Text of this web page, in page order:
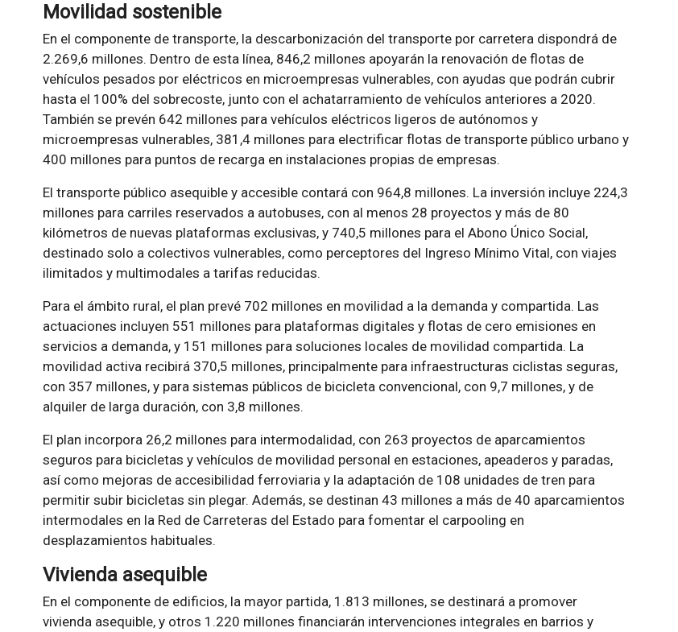
Movilidad sostenible
En el componente de transporte, la descarbonización del transporte por carretera dispondrá de
2.269,6 millones. Dentro de esta línea, 846,2 millones apoyarán la renovación de flotas de
vehículos pesados por eléctricos en microempresas vulnerables, con ayudas que podrán cubrir
hasta el 100% del sobrecoste, junto con el achatarramiento de vehículos anteriores a 2020.
También se prevén 642 millones para vehículos eléctricos ligeros de autónomos y
microempresas vulnerables, 381,4 millones para electrificar flotas de transporte público urbano y
400 millones para puntos de recarga en instalaciones propias de empresas.
El transporte público asequible y accesible contará con 964,8 millones. La inversión incluye 224,3
millones para carriles reservados a autobuses, con al menos 28 proyectos y más de 80
kilómetros de nuevas plataformas exclusivas, y 740,5 millones para el Abono Único Social,
destinado solo a colectivos vulnerables, como perceptores del Ingreso Mínimo Vital, con viajes
ilimitados y multimodales a tarifas reducidas.
Para el ámbito rural, el plan prevé 702 millones en movilidad a la demanda y compartida. Las
actuaciones incluyen 551 millones para plataformas digitales y flotas de cero emisiones en
servicios a demanda, y 151 millones para soluciones locales de movilidad compartida. La
movilidad activa recibirá 370,5 millones, principalmente para infraestructuras ciclistas seguras,
con 357 millones, y para sistemas públicos de bicicleta convencional, con 9,7 millones, y de
alquiler de larga duración, con 3,8 millones.
El plan incorpora 26,2 millones para intermodalidad, con 263 proyectos de aparcamientos
seguros para bicicletas y vehículos de movilidad personal en estaciones, apeaderos y paradas,
así como mejoras de accesibilidad ferroviaria y la adaptación de 108 unidades de tren para
permitir subir bicicletas sin plegar. Además, se destinan 43 millones a más de 40 aparcamientos
intermodales en la Red de Carreteras del Estado para fomentar el carpooling en
desplazamientos habituales.
Vivienda asequible
En el componente de edificios, la mayor partida, 1.813 millones, se destinará a promover
vivienda asequible, y otros 1.220 millones financiarán intervenciones integrales en barrios y